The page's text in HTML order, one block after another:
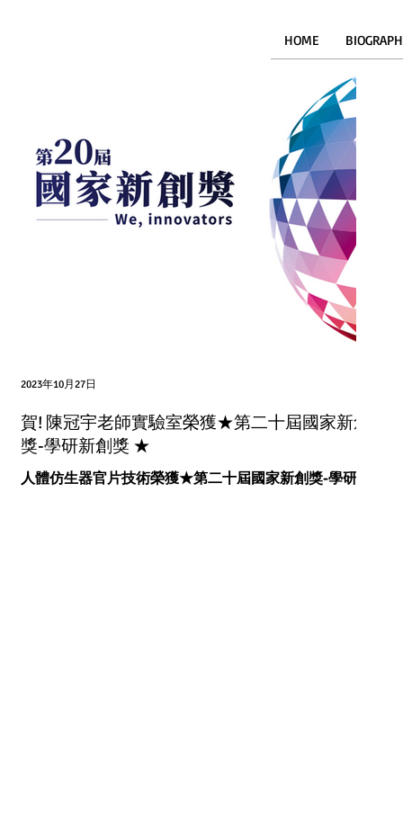
HOME
賀! 陳冠宇老師實驗室榮獲★第二十屆國家新創
獎-學研新創獎 ★
人體仿生器官片技術榮獲★第二十屆國家新創獎-學研新
2023年10月27日